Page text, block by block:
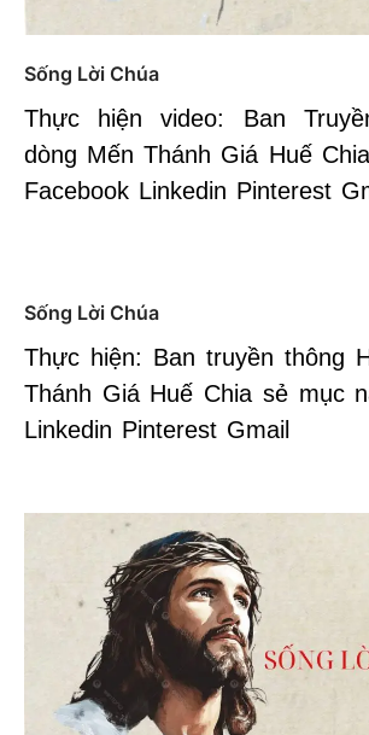
Sống Lời Chúa
Thực hiện video: Ban
dòng Mến Thánh Giá Huế
Facebook Linkedin Pinterest
Sống Lời Chúa
Thực hiện: Ban truyền thông
Thánh Giá Huế Chia sẻ mục
Linkedin Pinterest Gmail